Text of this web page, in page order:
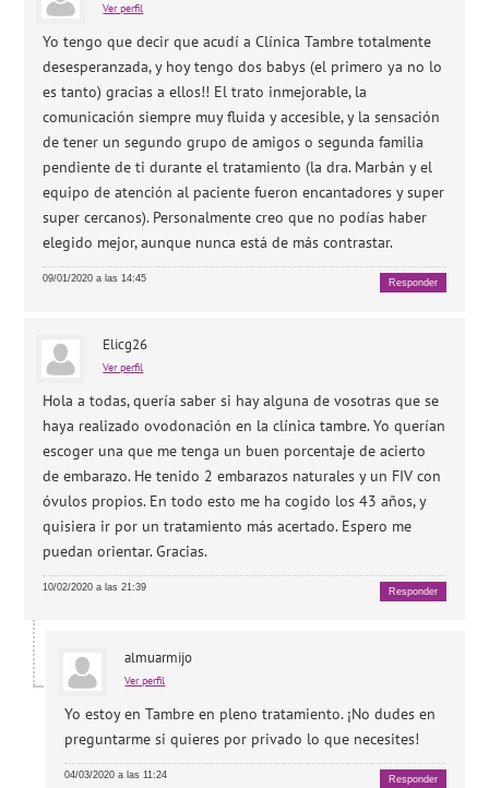
Ver perfil
Yo tengo que decir que acudí a Clínica Tambre totalmente
desesperanzada, y hoy tengo dos babys (el primero ya no lo
es tanto) gracias a ellos!! El trato inmejorable, la
comunicación siempre muy fluida y accesible, y la sensación
de tener un segundo grupo de amigos o segunda familia
pendiente de ti durante el tratamiento (la dra. Marbán y el
equipo de atención al paciente fueron encantadores y super
super cercanos). Personalmente creo que no podías haber
elegido mejor, aunque nunca está de más contrastar.
09/01/2020 a las 14:45 Responder
Elicg26
Ver perfil
Hola a todas, quería saber si hay alguna de vosotras que se
haya realizado ovodonación en la clínica tambre. Yo querían
escoger una que me tenga un buen porcentaje de acierto
de embarazo. He tenido 2 embarazos naturales y un FIV con
óvulos propios. En todo esto me ha cogido los 43 años, y
quisiera ir por un tratamiento más acertado. Espero me
puedan orientar. Gracias.
10/02/2020 a las 21:39 Responder
almuarmijo
Ver perfil
Yo estoy en Tambre en pleno tratamiento. ¡No dudes en
preguntarme si quieres por privado lo que necesites!
04/03/2020 a las 11:24 Responder